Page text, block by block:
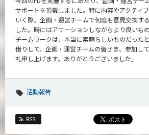
サポートを頂戴しました。特に内容やアクティ
いく際、企画・運営チームで何度も意見交換す
した。時にはアサーションしながらより良いも
チームワークは、本当に素晴らしいものだった
借りして、企画・運営チームの皆さま、参加し
礼申し上げます。ありがとうございました」
活動報告
RSS